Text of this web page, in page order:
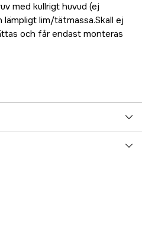
med kullrigt huvud (ej
lim/tätmassa.Skall ej
och får endast monteras
5000033486